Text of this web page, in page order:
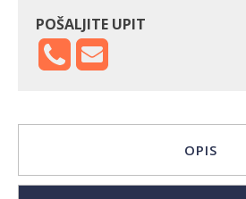
POŠALJITE UPIT
OPIS